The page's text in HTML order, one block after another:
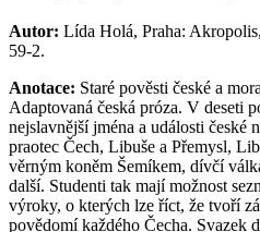
Autor: Lída Holá, Praha:
59-2.
Anotace: Staré pověsti české a
Adaptovaná česká próza. V deseti
nejslavnější jména a události české
praotec Čech, Libuše a Přemysl,
věrným koněm Šemíkem, dívčí
další. Studenti tak mají možnost
výroky, o kterých lze říct, že tvoří
povědomí každého Čecha. Svazek